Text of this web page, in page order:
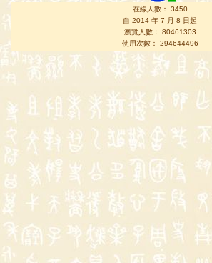
在線人數： 3450
自 2014 年 7 月 8 日起
瀏覽人數： 80461303
使用次數： 294644496